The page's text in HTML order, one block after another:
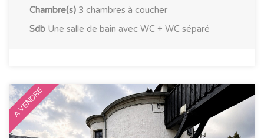
Chambre(s) 3 chambres à coucher
Sdb Une salle de bain avec WC + WC séparé
A VENDRE